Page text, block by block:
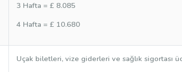
3 Hafta = £ 8.085
4 Hafta = £ 10.680
Uçak biletleri, vize giderleri ve sağlık sigortası